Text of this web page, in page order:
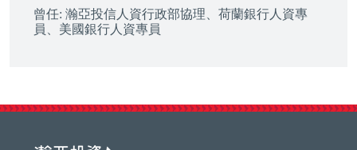
曾任: 瀚亞投信人資行政部協理、荷蘭銀行人資專
員、美國銀行人資專員